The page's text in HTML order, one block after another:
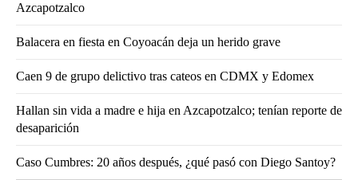
Azcapotzalco
Balacera en fiesta en Coyoacán deja un herido grave
Caen 9 de grupo delictivo tras cateos en CDMX y Edomex
Hallan sin vida a madre e hija en Azcapotzalco; tenían reporte de
desaparición
Caso Cumbres: 20 años después, ¿qué pasó con Diego Santoy?